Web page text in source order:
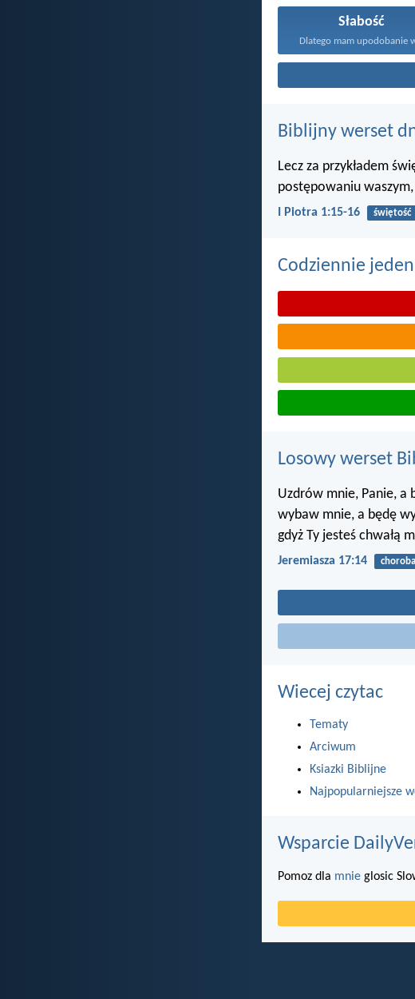
Słabość
Dlatego mam upodobanie
Biblijny werset
Lecz za przykładem
postępowaniu
I Piotra 1:15-16 świętość
Codziennie
Losowy werset
Uzdrów mnie, Panie, a
wybaw mnie, a będę
gdyż Ty jesteś chwałą
Jeremiasza 17:14 choroba
Wiecej czytac
Tematy
Arciwum
Ksiazki Biblijne
Najpopularniejsze
Wsparcie
Pomoz dla mnie glosic